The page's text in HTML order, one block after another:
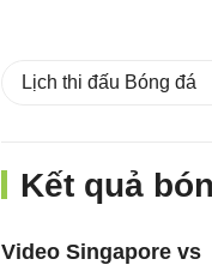
Lịch thi đấu Bóng đá
Kết quả
Video Singapore vs